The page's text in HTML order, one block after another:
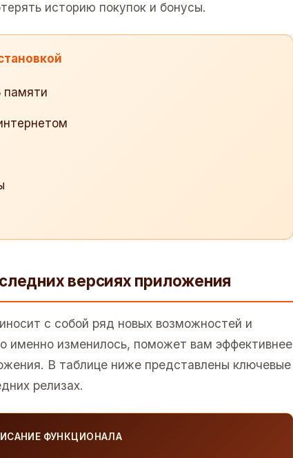
историю покупок и бонусы.
памяти
версиях приложения
с собой ряд новых возможностей и
именно изменилось, поможет вам эффективнее
В таблице ниже представлены ключевые
релизах.
ФУНКЦИОНАЛА